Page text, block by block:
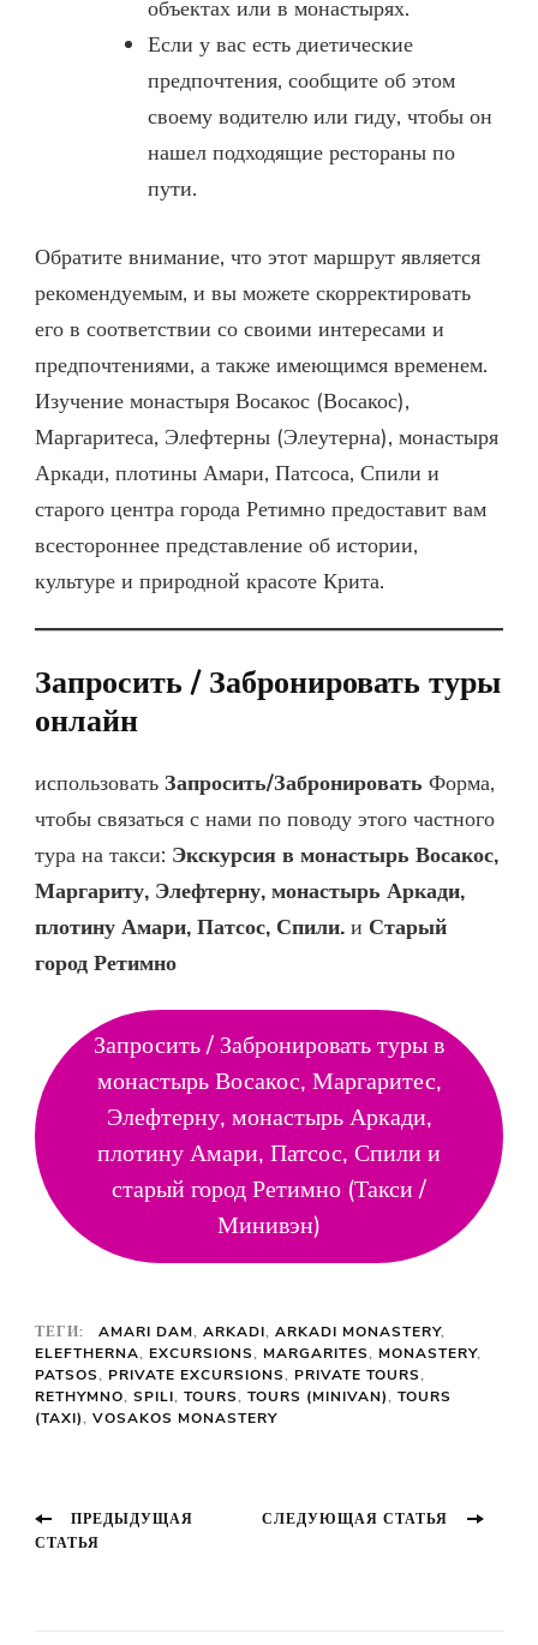
объектах или в монастырях.
Если у вас есть диетические
предпочтения, сообщите об этом
своему водителю или гиду, чтобы он
нашел подходящие рестораны по
пути.
Обратите внимание, что этот маршрут является
рекомендуемым, и вы можете скорректировать
его в соответствии со своими интересами и
предпочтениями, а также имеющимся временем.
Изучение монастыря Восакос (Восакос),
Маргаритеса, Элефтерны (Элеутерна), монастыря
Аркади, плотины Амари, Патсоса, Спили и
старого центра города Ретимно предоставит вам
всестороннее представление об истории,
культуре и природной красоте Крита.
Запросить / Забронировать туры
онлайн
использовать Запросить/Забронировать Форма,
чтобы связаться с нами по поводу этого частного
тура на такси: Экскурсия в монастырь Восакос,
Маргариту, Элефтерну, монастырь Аркади,
плотину Амари, Патсос, Спили. и Старый
город Ретимно
Запросить / Забронировать туры в
монастырь Восакос, Маргаритес,
Элефтерну, монастырь Аркади,
плотину Амари, Патсос, Спили и
старый город Ретимно (Такси /
Минивэн)
ТЕГИ: AMARI DAM, ARKADI, ARKADI MONASTERY,
ELEFTHERNA, EXCURSIONS, MARGARITES, MONASTERY,
PATSOS, PRIVATE EXCURSIONS, PRIVATE TOURS,
RETHYMNO, SPILI, TOURS, TOURS (MINIVAN), TOURS
(TAXI), VOSAKOS MONASTERY
Навигация
по
ПРЕДЫДУЩАЯ
СТАТЬЯ
СЛЕДУЮЩАЯ СТАТЬЯ